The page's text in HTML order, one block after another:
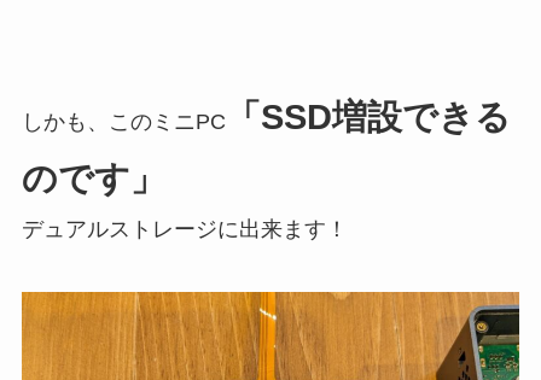
しかも、このミニPC
「SSD増設できる
のです」
デュアルストレージに出来ます！